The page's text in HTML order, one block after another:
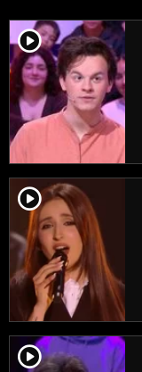
player2
player2
player2